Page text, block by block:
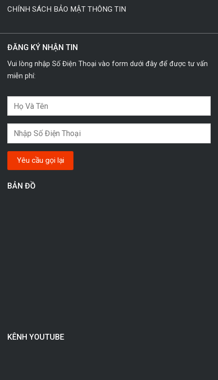
CHÍNH SÁCH BẢO MẬT THÔNG TIN
ĐĂNG KÝ NHẬN TIN
Vui lòng nhập Số Điện Thoại vào form dưới đây để được tư vấn
miễn phí:
BẢN ĐỒ
KÊNH YOUTUBE